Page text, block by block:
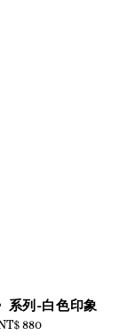
系列-白色印象
Regular
880